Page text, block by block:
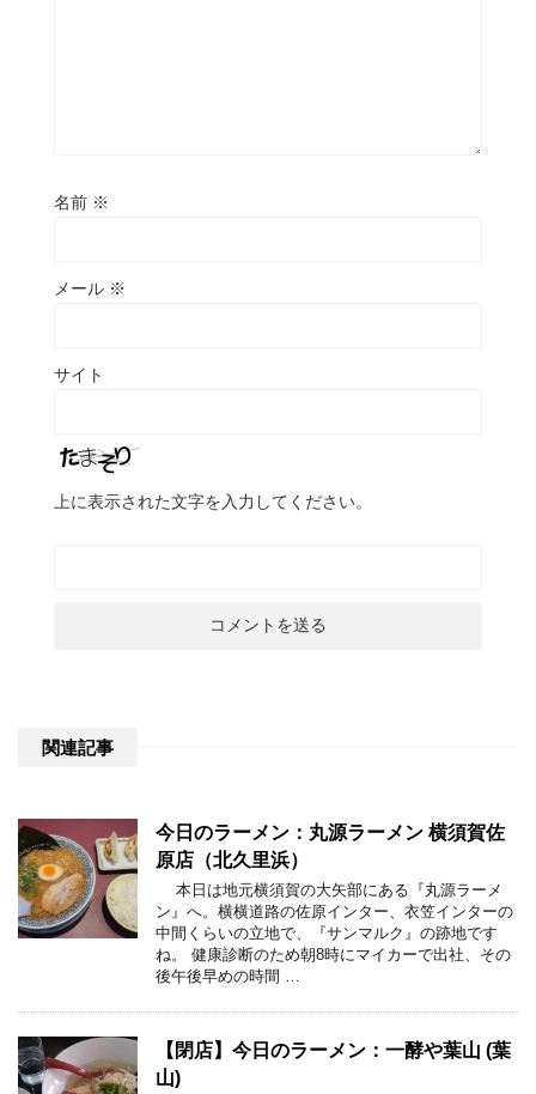
名前 ※
メール ※
サイト
上に表示された文字を入力してください。
関連記事
今日のラーメン：丸源ラーメン 横須賀佐
原店（北久里浜）
本日は地元横須賀の大矢部にある『丸源ラーメ
ン』へ。横横道路の佐原インター、衣笠インターの
中間くらいの立地で、『サンマルク』の跡地です
ね。 健康診断のため朝8時にマイカーで出社、その
後午後早めの時間 …
【閉店】今日のラーメン：一酵や葉山 (葉
山)